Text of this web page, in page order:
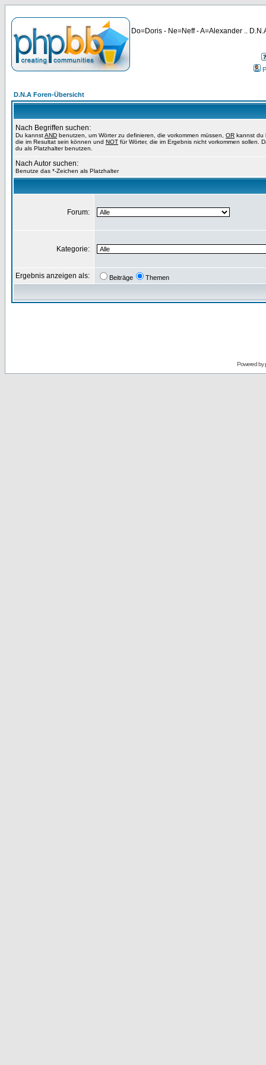
Do=Doris - Ne=Neff - A=Alexander ..
D.N.A Foren-Übersicht
Nach Begriffen suchen:
Du kannstAND benutzen, um Wörter zu definieren, die vorkommen müssen, OR kannst du
die im Resultat sein können und NOT für Wörter, die im Ergebnis nicht vorkommen sollen.
du als Platzhalter benutzen.
Nach Autor suchen:
Benutze das *-Zeichen als Platzhalter
Forum:
Kategorie:
Ergebnis anzeigen als: Beiträge Themen
Powered by